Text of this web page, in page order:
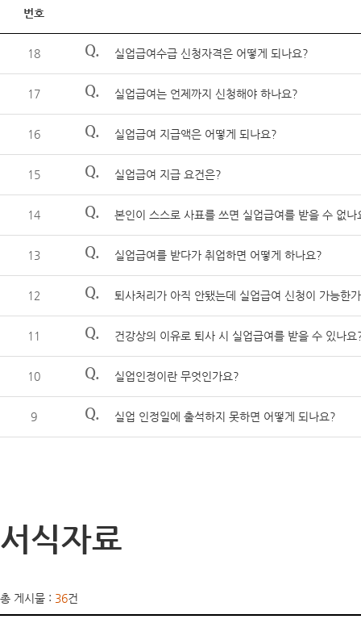
번호
18 Q. 실업급여수급 신청자격은 어떻게 되나요?
17 Q. 실업급여는 언제까지 신청해야 하나요?
16 Q. 실업급여 지급액은 어떻게 되나요?
15 Q. 실업급여 지급 요건은?
14 Q. 본인이 스스로 사표를 쓰면 실업급여를 받을 수 없나
13 Q. 실업급여를 받다가 취업하면 어떻게 하나요?
12 Q. 퇴사처리가 아직 안됐는데 실업급여 신청이 가능한
11 Q. 건강상의 이유로 퇴사 시 실업급여를 받을 수 있나요
10 Q. 실업인정이란 무엇인가요?
9 Q. 실업 인정일에 출석하지 못하면 어떻게 되나요?
서식자료
총 게시물 : 36건